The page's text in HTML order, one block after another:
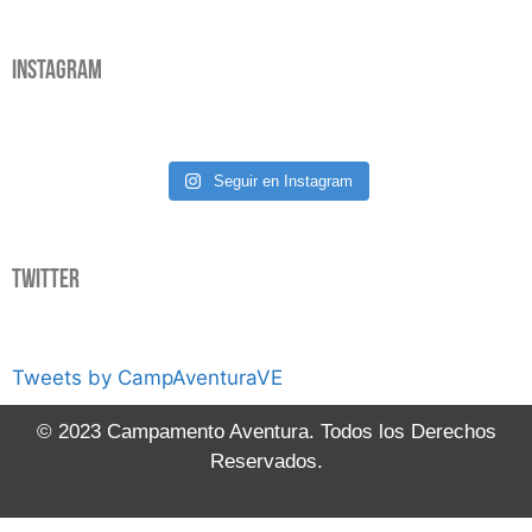
Instagram
Seguir en Instagram
Twitter
Tweets by CampAventuraVE
© 2023 Campamento Aventura. Todos los Derechos
Reservados.